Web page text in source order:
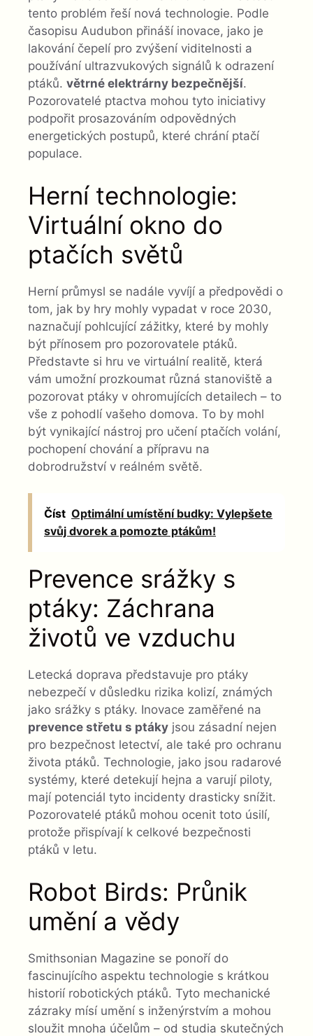
tento problém řeší nová technologie. Podle
časopisu Audubon přináší inovace, jako je
lakování čepelí pro zvýšení viditelnosti a
používání ultrazvukových signálů k odrazení
ptáků. větrné elektrárny bezpečnější.
Pozorovatelé ptactva mohou tyto iniciativy
podpořit prosazováním odpovědných
energetických postupů, které chrání ptačí
populace.
Herní technologie:
Virtuální okno do
ptačích světů
Herní průmysl se nadále vyvíjí a předpovědi o
tom, jak by hry mohly vypadat v roce 2030,
naznačují pohlcující zážitky, které by mohly
být přínosem pro pozorovatele ptáků.
Představte si hru ve virtuální realitě, která
vám umožní prozkoumat různá stanoviště a
pozorovat ptáky v ohromujících detailech – to
vše z pohodlí vašeho domova. To by mohl
být vynikající nástroj pro učení ptačích volání,
pochopení chování a přípravu na
dobrodružství v reálném světě.
Číst Optimální umístění budky: Vylepšete
svůj dvorek a pomozte ptákům!
Prevence srážky s
ptáky: Záchrana
životů ve vzduchu
Letecká doprava představuje pro ptáky
nebezpečí v důsledku rizika kolizí, známých
jako srážky s ptáky. Inovace zaměřené na
prevence střetu s ptáky jsou zásadní nejen
pro bezpečnost letectví, ale také pro ochranu
života ptáků. Technologie, jako jsou radarové
systémy, které detekují hejna a varují piloty,
mají potenciál tyto incidenty drasticky snížit.
Pozorovatelé ptáků mohou ocenit toto úsilí,
protože přispívají k celkové bezpečnosti
ptáků v letu.
Robot Birds: Průnik
umění a vědy
Smithsonian Magazine se ponoří do
fascinujícího aspektu technologie s krátkou
historií robotických ptáků. Tyto mechanické
zázraky mísí umění s inženýrstvím a mohou
sloužit mnoha účelům – od studia skutečných